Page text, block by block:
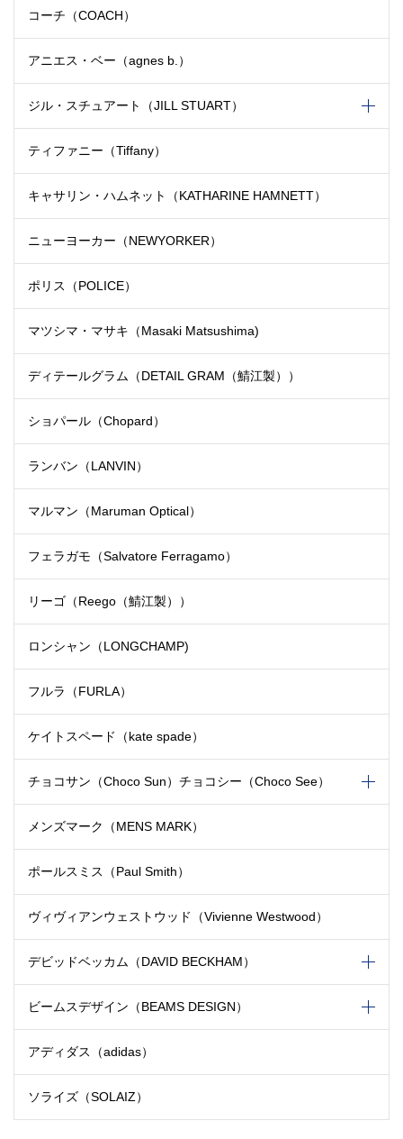
コーチ（COACH）
アニエス・ベー（agnes b.）
ジル・スチュアート（JILL STUART）
ティファニー（Tiffany）
キャサリン・ハムネット （KATHARINE HAMNETT）
ニューヨーカー（NEWYORKER）
ポリス（POLICE）
マツシマ・マサキ（Masaki Matsushima)
ディテールグラム （DETAIL GRAM（鯖江製））
ショパール（Chopard）
ランバン（LANVIN）
マルマン（Maruman Optical）
フェラガモ（Salvatore Ferragamo）
リーゴ（Reego（鯖江製））
ロンシャン（LONGCHAMP)
フルラ（FURLA）
ケイトスペード（kate spade）
チョコサン（Choco Sun） チョコシー（Choco See）
メンズマーク（MENS MARK）
ポールスミス（Paul Smith）
ヴィヴィアンウェストウッド （Vivienne Westwood）
デビッドベッカム（DAVID BECKHAM）
ビームスデザイン（BEAMS DESIGN）
アディダス（adidas）
ソライズ（SOLAIZ）